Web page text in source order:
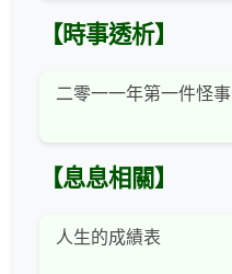
【時事透析】
二零一一年第一件怪事
【息息相關】
人生的成績表